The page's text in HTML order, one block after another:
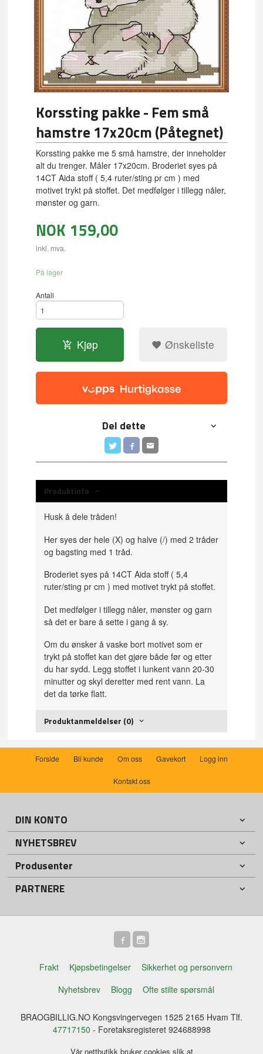
Korssting pakke - Fem små
hamstre 17x20cm (Påtegnet)
Korssting pakke me 5 små hamstre, der inneholder
alt du trenger. Måler 17x20cm. Broderiet syes på
14CT Aida stoff ( 5,4 ruter/sting pr cm ) med
motivet trykt på stoffet. Det medfølger i tillegg nåler,
mønster og garn.
NOK 159,00
inkl. mva.
På lager
Antall
Kjøp Ønskeliste
Del dette
Produktinfo
Husk å dele tråden!
Her syes der hele (X) og halve (/) med 2 tråder
og bagsting med 1 tråd.
Broderiet syes på 14CT Aida stoff ( 5,4
ruter/sting pr cm ) med motivet trykt på stoffet.
Det medfølger i tillegg nåler, mønster og garn
så det er bare å sette i gang å sy.
Om du ønsker å vaske bort motivet som er
trykt på stoffet kan det gjøre både før og etter
du har sydd. Legg stoffet i lunkent vann 20-30
minutter og skyl deretter med rent vann. La
det da tørke flatt.
Produktanmeldelser (0)
Forside Bli kunde Om oss Gavekort Logg inn
Kontakt oss
DIN KONTO
NYHETSBREV
Produsenter
PARTNERE
Frakt Kjøpsbetingelser
Sikkerhet og personvern
Nyhetsbrev
Blogg Ofte stilte spørsmål
BRAOGBILLIG.NO Kongsvingervegen 1525 2165 Hvam Tlf.
47717150 - Foretaksregisteret 924688998
Vår nettbutikk bruker cookies slik at